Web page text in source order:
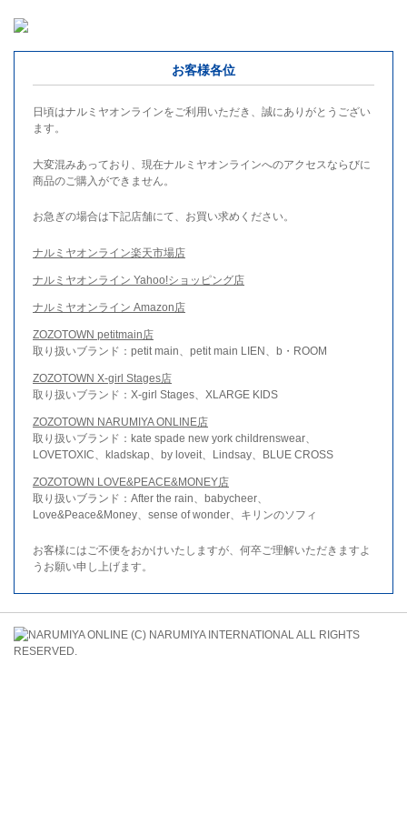
お客様各位
日頃はナルミヤオンラインをご利用いただき、誠にありがとうござい
ます。
大変混みあっており、現在ナルミヤオンラインへのアクセスならびに
商品のご購入ができません。
お急ぎの場合は下記店舗にて、お買い求めください。
ナルミヤオンライン楽天市場店
ナルミヤオンライン Yahoo!ショッピング店
ナルミヤオンライン Amazon店
ZOZOTOWN petitmain店
取り扱いブランド：petit main、petit main LIEN、b・ROOM
ZOZOTOWN X-girl Stages店
取り扱いブランド：X-girl Stages、XLARGE KIDS
ZOZOTOWN NARUMIYA ONLINE店
取り扱いブランド：kate spade new york childrenswear、
LOVETOXIC、kladskap、by loveit、Lindsay、BLUE CROSS
ZOZOTOWN LOVE&PEACE&MONEY店
取り扱いブランド：After the rain、babycheer、
Love&Peace&Money、sense of wonder、キリンのソフィ
お客様にはご不便をおかけいたしますが、何卒ご理解いただきますよ
うお願い申し上げます。